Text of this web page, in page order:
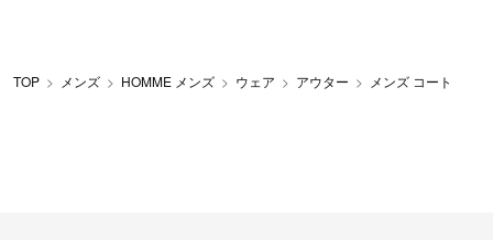
TOP メンズ HOMME メンズ ウェア アウター メンズ コート